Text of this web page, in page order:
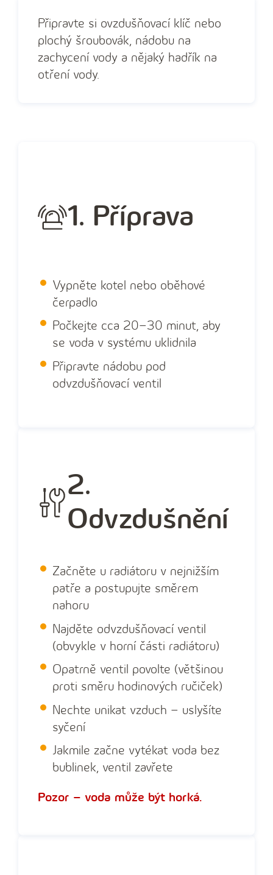
Připravte si ovzdušňovací klíč nebo
plochý šroubovák, nádobu na
zachycení vody a nějaký hadřík na
otření vody.
1. Příprava
Vypněte kotel nebo oběhové
čerpadlo
Počkejte cca 20–30 minut, aby
se voda v systému uklidnila
Připravte nádobu pod
odvzdušňovací ventil
2.
Odvzdušnění
Začněte u radiátoru v nejnižším
patře a postupujte směrem
nahoru
Najděte odvzdušňovací ventil
(obvykle v horní části radiátoru)
Opatrně ventil povolte (většinou
proti směru hodinových ručiček)
Nechte unikat vzduch – uslyšíte
syčení
Jakmile začne vytékat voda bez
bublinek, ventil zavřete
Pozor – voda může být horká.